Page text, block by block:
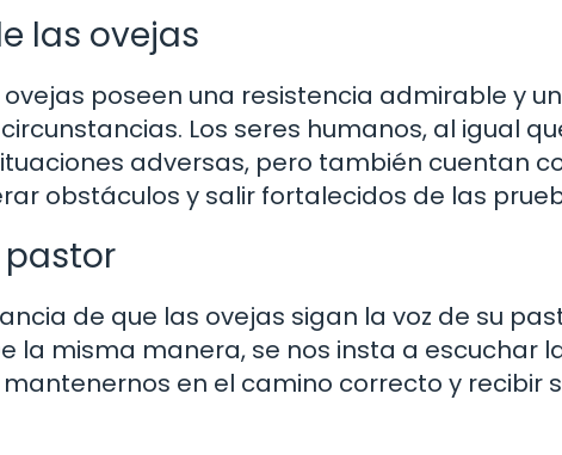
las ovejas
poseen una resistencia admirable y
Los seres humanos, al igual
adversas, pero también cuentan
obstáculos y salir fortalecidos de las
de que las ovejas sigan la voz de su
la misma manera, se nos insta a escuchar
en el camino correcto y recibir